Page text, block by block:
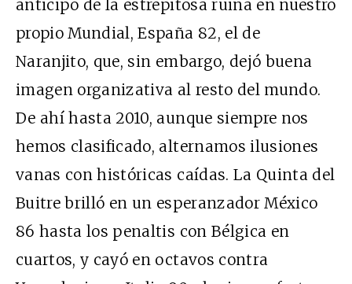
anticipo de la estrepitosa ruina en nuestro
propio Mundial, España 82, el de
Naranjito, que, sin embargo, dejó buena
imagen organizativa al resto del mundo.
De ahí hasta 2010, aunque siempre nos
hemos clasificado, alternamos ilusiones
vanas con históricas caídas. La Quinta del
Buitre brilló en un esperanzador México
86 hasta los penaltis con Bélgica en
cuartos, y cayó en octavos contra